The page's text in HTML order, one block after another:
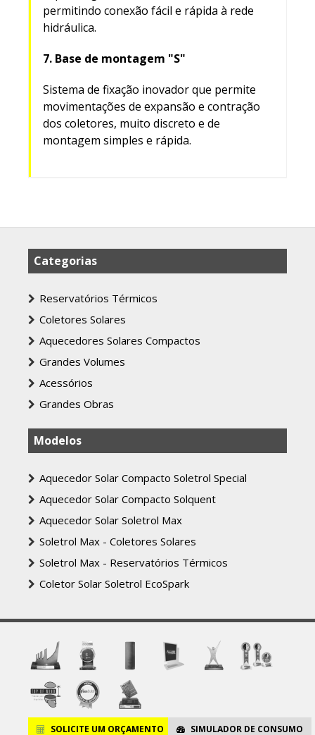
permitindo conexão fácil e rápida à rede
hidráulica.
7. Base de montagem "S"
Sistema de fixação inovador que permite
movimentações de expansão e contração
dos coletores, muito discreto e de
montagem simples e rápida.
Categorias
Reservatórios Térmicos
Coletores Solares
Aquecedores Solares Compactos
Grandes Volumes
Acessórios
Grandes Obras
Modelos
Aquecedor Solar Compacto Soletrol Special
Aquecedor Solar Compacto Solquent
Aquecedor Solar Soletrol Max
Soletrol Max - Coletores Solares
Soletrol Max - Reservatórios Térmicos
Coletor Solar Soletrol EcoSpark
SOLICITE UM ORÇAMENTO SIMULADOR DE CONSUMO